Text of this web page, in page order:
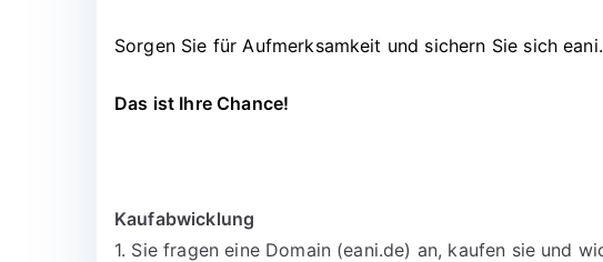
Sorgen Sie für Aufmerksamkeit und sichern Sie sich
Das ist Ihre Chance!
Kaufabwicklung
1. Sie fragen eine Domain (eani.de) an, kaufen sie und